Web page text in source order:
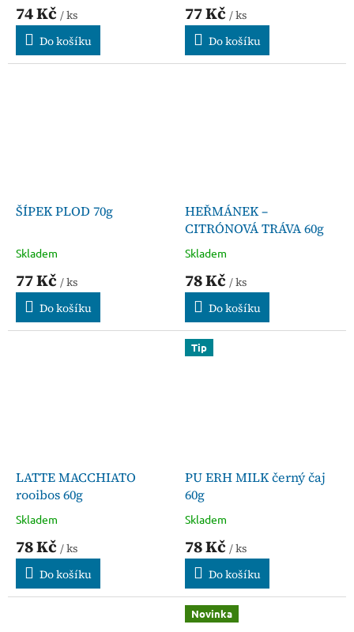
74 Kč / ks
Do košíku
77 Kč / ks
Do košíku
ŠÍPEK PLOD 70g
Skladem
77 Kč / ks
Do košíku
HEŘMÁNEK –
CITRÓNOVÁ TRÁVA 60g
Skladem
78 Kč / ks
Do košíku
LATTE MACCHIATO
rooibos 60g
Skladem
78 Kč / ks
Do košíku
Tip
PU ERH MILK černý čaj
60g
Skladem
78 Kč / ks
Do košíku
Novinka